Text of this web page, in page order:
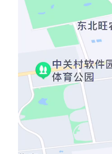
isTrackBloom
isGradientColor: true,
bloomSpeed :
isCornerSmooth
strokeColors: colors);
await myMapController.